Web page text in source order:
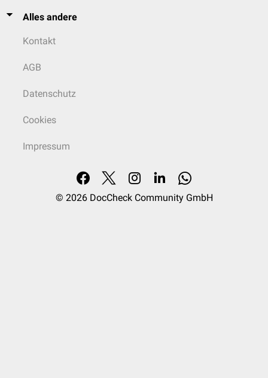
Alles andere
Kontakt
AGB
Datenschutz
Cookies
Impressum
© 2026 DocCheck Community GmbH